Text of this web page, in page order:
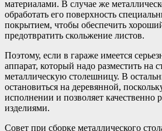
материалами. В случае же
обработать его поверхность
покрытием, чтобы обеспечить
предотвратить скольжение листов.
Поэтому, если в гараже имеется
аппарат, который надо разместить на
металлическую столешницу. В
остановиться на деревянной,
исполнении и позволяет качественно
изделиями.
Совет при сборке металлического